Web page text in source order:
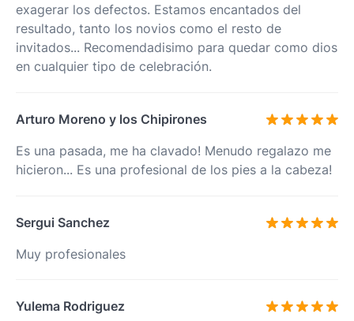
exagerar los defectos. Estamos encantados del
resultado, tanto los novios como el resto de
invitados... Recomendadisimo para quedar como dios
en cualquier tipo de celebración.
Arturo Moreno y los Chipirones
Es una pasada, me ha clavado! Menudo regalazo me
hicieron... Es una profesional de los pies a la cabeza!
Sergui Sanchez
Muy profesionales
Yulema Rodriguez